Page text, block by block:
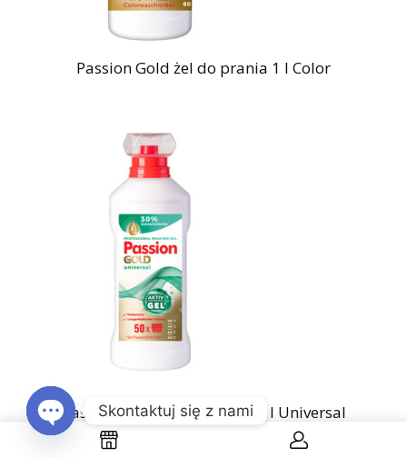
Passion Gold żel do prania 1 l Color
Passion Gold żel do prania 2 l Universal
Skontaktuj się z nami
Open chaty